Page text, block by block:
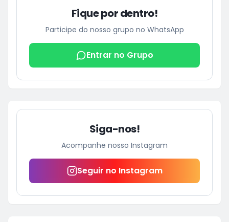
Fique por dentro!
Participe do nosso grupo no WhatsApp
Entrar no Grupo
Siga-nos!
Acompanhe nosso Instagram
Seguir no Instagram